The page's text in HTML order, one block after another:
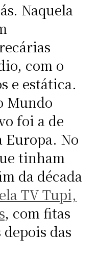
Naquela
com o
e estática.
Mundo
foi a de
Europa. No
tinham
da década
TV Tupi,
, com fitas
das